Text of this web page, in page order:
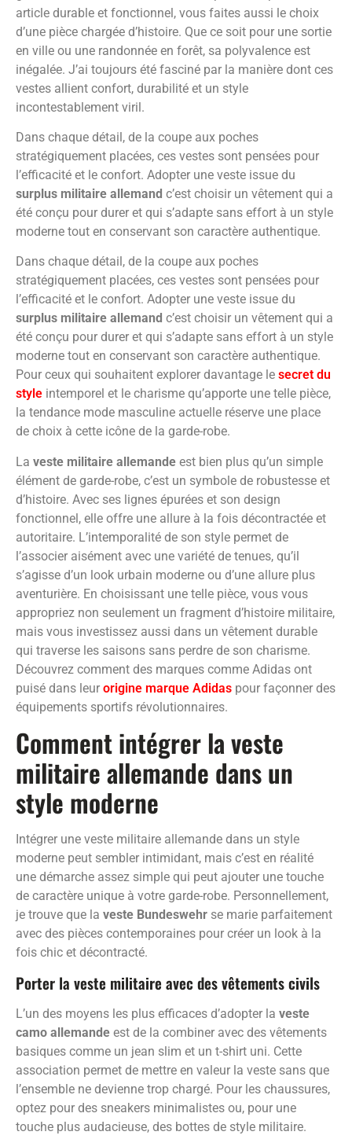
article durable et fonctionnel, vous faites aussi le choix
d’une pièce chargée d’histoire. Que ce soit pour une sortie
en ville ou une randonnée en forêt, sa polyvalence est
inégalée. J’ai toujours été fasciné par la manière dont ces
vestes allient confort, durabilité et un style
incontestablement viril.
Dans chaque détail, de la coupe aux poches
stratégiquement placées, ces vestes sont pensées pour
l’efficacité et le confort. Adopter une veste issue du
surplus militaire allemand c’est choisir un vêtement qui a
été conçu pour durer et qui s’adapte sans effort à un style
moderne tout en conservant son caractère authentique.
Dans chaque détail, de la coupe aux poches
stratégiquement placées, ces vestes sont pensées pour
l’efficacité et le confort. Adopter une veste issue du
surplus militaire allemand c’est choisir un vêtement qui a
été conçu pour durer et qui s’adapte sans effort à un style
moderne tout en conservant son caractère authentique.
Pour ceux qui souhaitent explorer davantage le secret du
style intemporel et le charisme qu’apporte une telle pièce,
la tendance mode masculine actuelle réserve une place
de choix à cette icône de la garde-robe.
La veste militaire allemande est bien plus qu’un simple
élément de garde-robe, c’est un symbole de robustesse et
d’histoire. Avec ses lignes épurées et son design
fonctionnel, elle offre une allure à la fois décontractée et
autoritaire. L’intemporalité de son style permet de
l’associer aisément avec une variété de tenues, qu’il
s’agisse d’un look urbain moderne ou d’une allure plus
aventurière. En choisissant une telle pièce, vous vous
appropriez non seulement un fragment d’histoire militaire,
mais vous investissez aussi dans un vêtement durable
qui traverse les saisons sans perdre de son charisme.
Découvrez comment des marques comme Adidas ont
puisé dans leur origine marque Adidas pour façonner des
équipements sportifs révolutionnaires.
Comment intégrer la veste
militaire allemande dans un
style moderne
Intégrer une veste militaire allemande dans un style
moderne peut sembler intimidant, mais c’est en réalité
une démarche assez simple qui peut ajouter une touche
de caractère unique à votre garde-robe. Personnellement,
je trouve que la veste Bundeswehr se marie parfaitement
avec des pièces contemporaines pour créer un look à la
fois chic et décontracté.
Porter la veste militaire avec des vêtements civils
L’un des moyens les plus efficaces d’adopter la veste
camo allemande est de la combiner avec des vêtements
basiques comme un jean slim et un t-shirt uni. Cette
association permet de mettre en valeur la veste sans que
l’ensemble ne devienne trop chargé. Pour les chaussures,
optez pour des sneakers minimalistes ou, pour une
touche plus audacieuse, des bottes de style militaire.